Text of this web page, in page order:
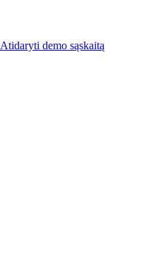
Atidaryti demo sąskaitą